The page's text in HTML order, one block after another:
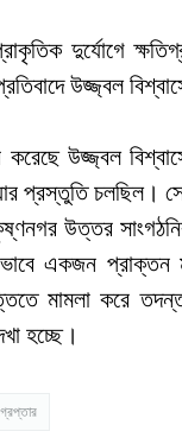
দুর্যোগে
উজ্জ্বল
উজ্জ্বল
প্রস্তুতি চলছিল।
উত্তর
একজন প্রাক্তন
মামলা করে
হচ্ছে।